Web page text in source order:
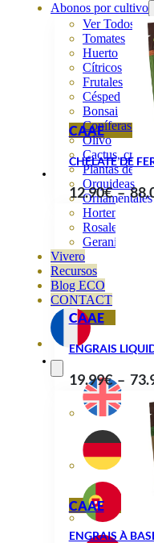
Abonos por cultivo
Ver Todos
Tomates
Huerto
Cítricos
Frutales
Césped
Bonsai
Coníferas y
Olivo
Cactus,
Plantas de
Orquideas
Ornamentales
Hortensias
Rosales
Geranios
Vivero
Recursos
Blog ECO
CONTACT
CAAE
CHÉLATE DE
12.90€–
CAAE
ENGRAIS
19.99€–
CAAE
ENGRAIS À